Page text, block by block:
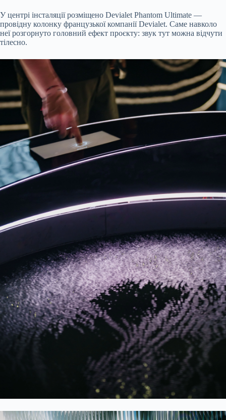
У центрі інсталяції розміщено Devialet Phantom Ultimate —
провідну колонку французької компанії Devialet. Саме навколо
неї розгорнуто головний ефект проєкту: звук тут можна відчути
тілесно.